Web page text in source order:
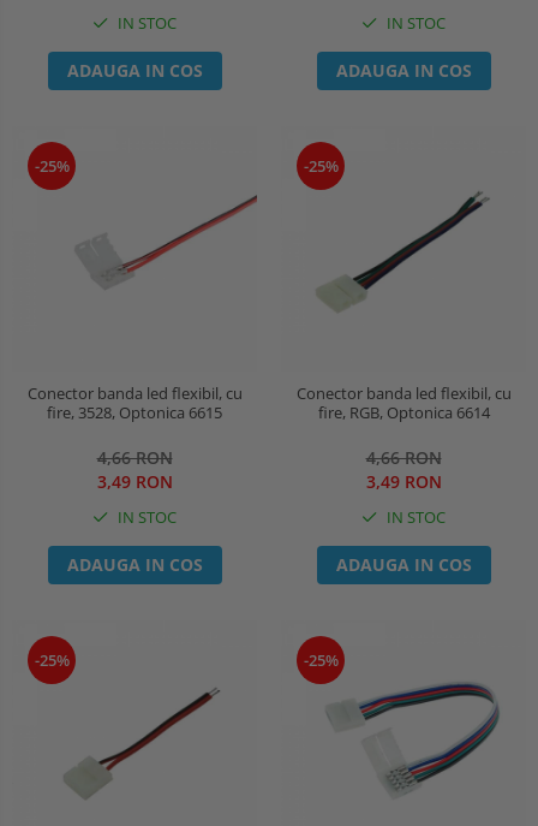
IN STOC
ADAUGA IN COS
IN STOC
ADAUGA IN COS
-25%
Conector banda led flexibil, cu
fire, 3528, Optonica 6615
4,66 RON
3,49 RON
IN STOC
ADAUGA IN COS
-25%
Conector banda led flexibil, cu
fire, RGB, Optonica 6614
4,66 RON
3,49 RON
IN STOC
ADAUGA IN COS
-25% -25%